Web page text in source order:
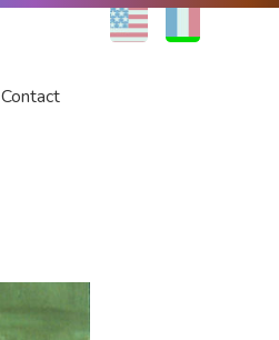
EN
Contact